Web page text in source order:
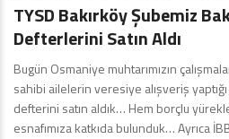
TYSD Bakırköy Şubemiz
Defterlerini Satın Aldı
Bugün Osmaniye muhtarımızın
sahibi ailelerin veresiye alışveriş
defterini satın aldık… Hem borçlu
esnafımıza katkıda bulunduk… Ayrıca